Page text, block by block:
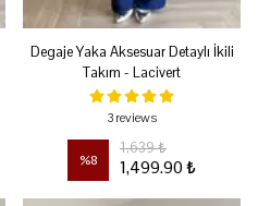
Degaje Yaka Aksesuar Detaylı İkili
Takım - Lacivert
3 reviews
%8
1,639 ₺
1,499.90 ₺